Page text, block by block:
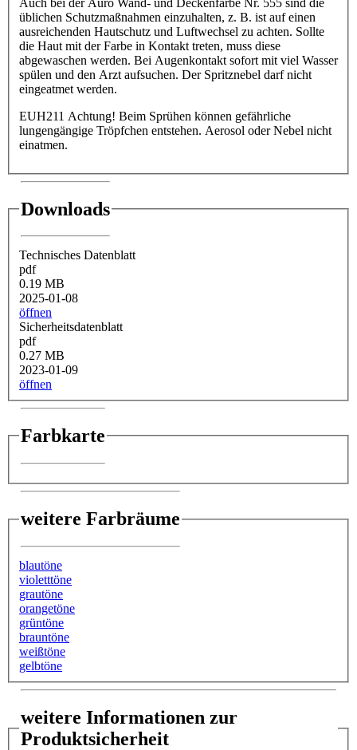
üblichen Schutzmaßnahmen einzuhalten, z. B. ist auf einen
ausreichenden Hautschutz und Luftwechsel zu achten. Sollte
die Haut mit der Farbe in Kontakt treten, muss diese
abgewaschen werden. Bei Augenkontakt sofort mit viel Wasser
spülen und den Arzt aufsuchen. Der Spritznebel darf nicht
eingeatmet werden.
EUH211 Achtung! Beim Sprühen können gefährliche
lungengängige Tröpfchen entstehen. Aerosol oder Nebel nicht
einatmen.
Downloads
Technisches Datenblatt
pdf
0.19 MB
2025-01-08
öffnen
Sicherheitsdatenblatt
pdf
0.27 MB
2023-01-09
öffnen
Farbkarte
weitere Farbräume
blautöne
violetttöne
grautöne
orangetöne
grüntöne
brauntöne
weißtöne
gelbtöne
weitere Informationen zur
Produktsicherheit